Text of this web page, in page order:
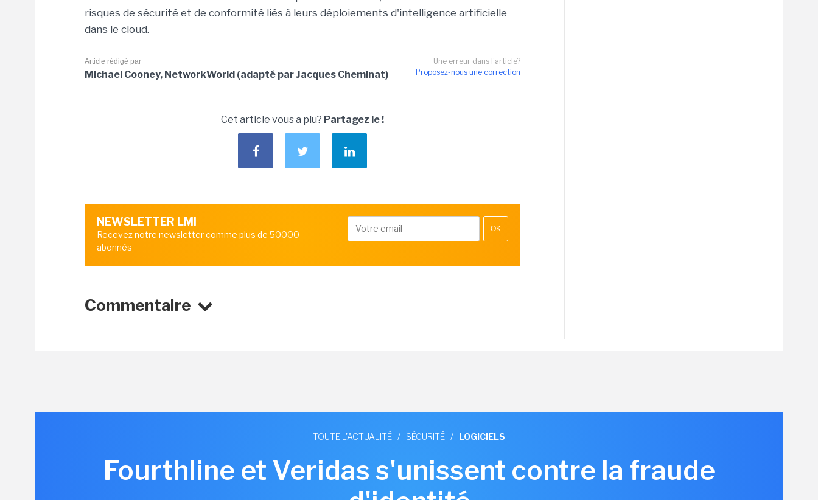
risques de sécurité et de conformité liés à leurs déploiements d'intelligence artificielle
dans le cloud.
Une erreur dans l'article?
Proposez-nous une correction
Article rédigé par
Michael Cooney, NetworkWorld (adapté par Jacques Cheminat)
Cet article vous a plu? Partagez le !
NEWSLETTER LMI
Recevez notre newsletter comme plus de 50000
abonnés
OK
Commentaire
TOUTE L'ACTUALITÉ / SÉCURITÉ / LOGICIELS
Fourthline et Veridas s'unissent contre la fraude